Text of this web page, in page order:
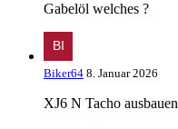
Gabelöl welches ?
Biker64 8. Januar 2026
XJ6 N Tacho ausbauen